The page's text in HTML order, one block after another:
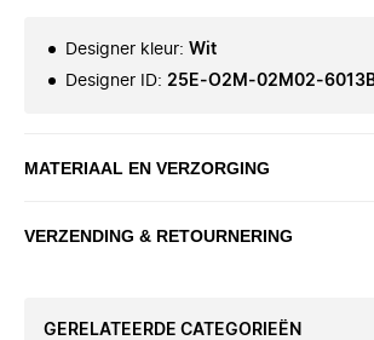
Designer kleur: Wit
Designer ID: 25E-O2M-02M02-
MATERIAAL EN VERZORGING
VERZENDING & RETOURNERING
GERELATEERDE CATEGORIEËN